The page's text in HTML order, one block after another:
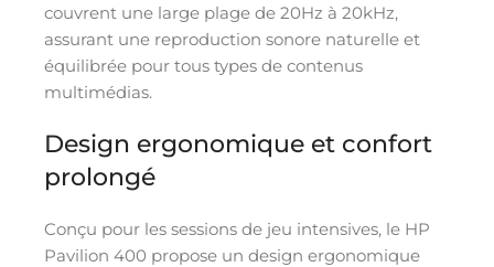
couvrent une large plage de 20Hz à 20kHz,
assurant une reproduction sonore naturelle et
équilibrée pour tous types de contenus
multimédias.
Design ergonomique et confort
prolongé
Conçu pour les sessions de jeu intensives, le HP
Pavilion 400 propose un design ergonomique